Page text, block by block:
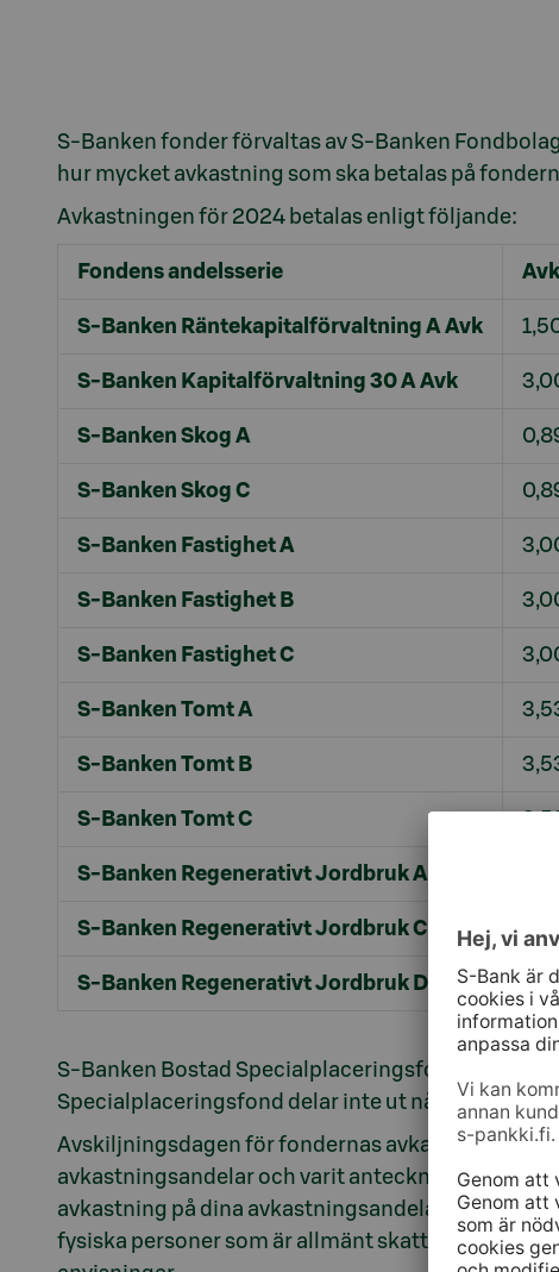
S-Banken fonder förvaltas av S-Banken
hur mycket avkastning som ska betalas på
Avkastningen för 2024 betalas enligt följande:
Fondens andelsserie
S-Banken Räntekapitalförvaltning A Avk
S-Banken Kapitalförvaltning 30 A Avk
S-Banken Skog A
S-Banken Skog C
S-Banken Fastighet A
S-Banken Fastighet B
S-Banken Fastighet C
S-Banken Tomt A
S-Banken Tomt B
S-Banken Tomt C
S-Banken Regenerativt Jordbruk A
S-Banken Regenerativt Jordbruk C
S-Banken Regenerativt Jordbruk D
S-Banken Bostad Specialplaceringsfond eller S-
Specialplaceringsfond delar inte ut någon
Avskiljningsdagen för fondernas
avkastningsandelar och varit antecknad i
avkastning på dina avkastningsandelar. På
fysiska personer som är allmänt skattskyldiga i